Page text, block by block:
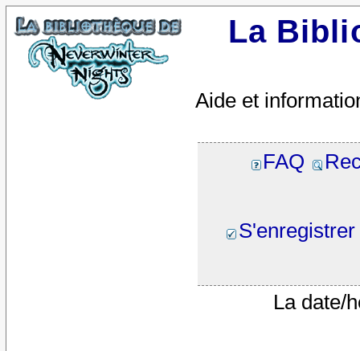
La
Aide et
FAQ
S'enregistrer
La date/